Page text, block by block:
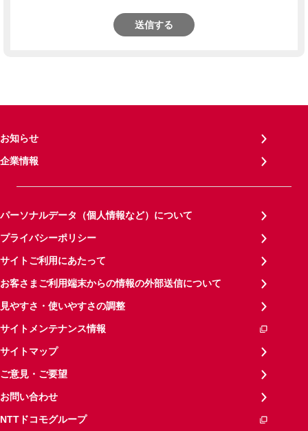
送信する
お知らせ
企業情報
パーソナルデータ（個人情報など）について
プライバシーポリシー
サイトご利用にあたって
お客さまご利用端末からの情報の外部送信について
見やすさ・使いやすさの調整
サイトメンテナンス情報
サイトマップ
ご意見・ご要望
お問い合わせ
NTTドコモグループ